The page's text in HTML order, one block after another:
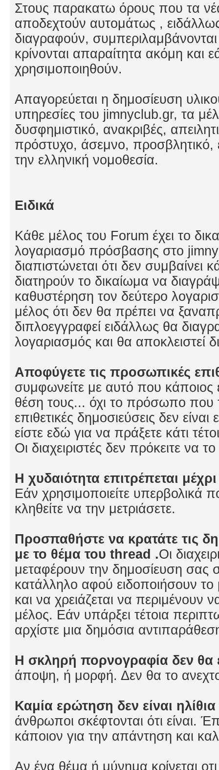
Στους παρακατω όρους που τα
αποδεχτούν αυτομάτως ,
διαγραφούν,
κρίνονται απαραίτητα ακόμη και
χρησιμοποιηθούν.
Απαγορεύεται η δημοσίευση
υπηρεσίες του jimnyclub.gr, τα
δυσφημιστικό, ανακριβές,
πρόστυχο, άσεμνο, προσβλητικό,
την ελληνική νομοθεσία.
Ειδικά
Κάθε μέλος του Forum έχει το
λογαριασμό πρόσβασης στο
διαπιστώνεται ότι δεν συμβαίνει
διατηρούν το δικαίωμα να
καθυστέρηση τον δεύτερο
μέλος ότι δεν θα πρέπει να
διπλοεγγραφεί ειδάλλως θα
λογαριασμός και θα αποκλειστεί
Αποφύγετε τις προσωπικές
συμφωνείτε με αυτό που κάποιος
θέση τους... όχι το πρόσωπο που
επιθετικές δημοσιεύσεις δεν
είστε εδώ για να πράξετε κάτι
Οι διαχειριστές δεν πρόκειτε να
Η χυδαιότητα επιτρέπεται
Εάν χρησιμοποιείτε υπερβολικά
κληθείτε να την μετριάσετε.
Προσπαθήστε να κρατάτε τις
με το θέμα του thread .Οι
μεταφέρουν την δημοσίευση σας
κατάλληλο αφού ειδοποιήσουν
και να χρειάζεται να περιμένουν
μέλος. Εάν υπάρξει τέτοια
αρχίστε μια δημόσια
Η σκληρή πορνογραφία δεν θα
άποψη, ή μορφή. Δεν θα το
Καμία ερώτηση δεν είναι ηλίθια
άνθρωποι σκέφτονται ότι είναι.
κάποιον για την απάντηση και
Αν ένα θέμα ή μύνημα κρίνεται